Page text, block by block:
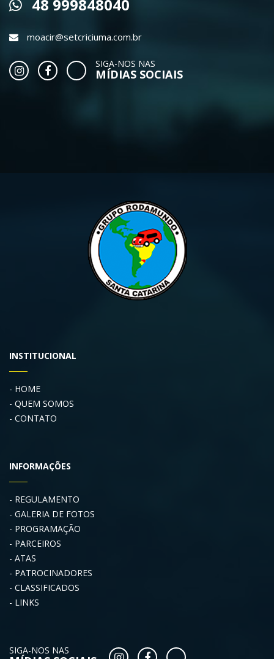
48 999848040
moacir@setcriciuma.com.br
SIGA-NOS NAS
MÍDIAS SOCIAIS
INSTITUCIONAL
HOME
QUEM SOMOS
CONTATO
INFORMAÇÕES
REGULAMENTO
GALERIA DE FOTOS
PROGRAMAÇÃO
PARCEIROS
ATAS
PATROCINADORES
CLASSIFICADOS
LINKS
SIGA-NOS NAS